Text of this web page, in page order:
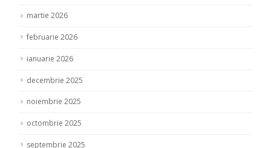
martie 2026
februarie 2026
ianuarie 2026
decembrie 2025
noiembrie 2025
octombrie 2025
septembrie 2025